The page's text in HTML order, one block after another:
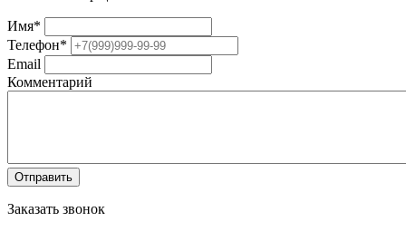
Имя*
Телефон*
Email
Комментарий
Заказать звонок